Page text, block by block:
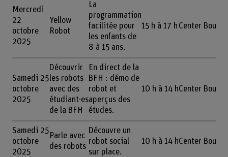
Mercredi
22
octobre
2025
Yellow
Robot
La
programmation
facilitée pour
les enfants de
8 à 15 ans.
15 h à 17 h Center
Samedi 25
octobre
2025
Découvrir
les robots
avec des
étudiant·es
de la BFH
En direct de la
BFH : démo de
robot et
aperçus des
études.
10 h à 14 hCenter
Samedi 25
octobre
2025
Parle avec
des robots
Découvre un
robot social
sur place.
10 h à 14 hCenter